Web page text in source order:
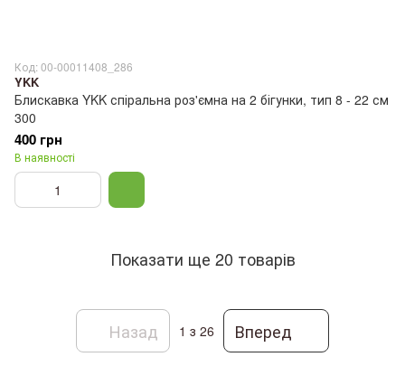
Код: 00-00011408_286
YKK
Блискавка YKK спіральна роз'ємна на 2 бігунки, тип 8 - 22 см
300
400 грн
В наявності
Показати ще 20 товарів
Назад 1 з 26 Вперед